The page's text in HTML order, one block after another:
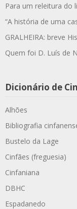
Para um releitura do
“A história de uma
GRALHEIRA: breve
Quem foi D. Luís de
Dicionário de
Alhões
Bibliografia
Bustelo da Lage
Cinfães (freguesia)
Cinfaniana
DBHC
Espadanedo